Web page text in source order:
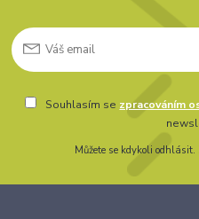
Souhlasím se zpracováním
Můžete se kdykoli